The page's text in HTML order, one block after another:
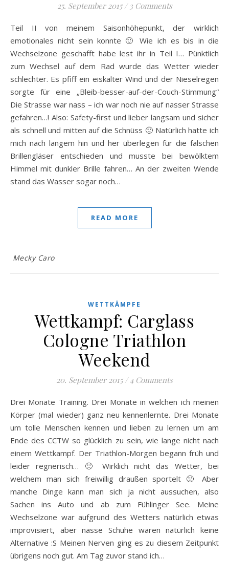
25. September 2015 / 3 Comments
Teil II von meinem Saisonhöhepunkt, der wirklich
emotionales nicht sein konnte 🙂 Wie ich es bis in die
Wechselzone geschafft habe lest ihr in Teil I… Pünktlich
zum Wechsel auf dem Rad wurde das Wetter wieder
schlechter. Es pfiff ein eiskalter Wind und der Nieselregen
sorgte für eine „Bleib-besser-auf-der-Couch-Stimmung“
Die Strasse war nass – ich war noch nie auf nasser Strasse
gefahren…! Also: Safety-first und lieber langsam und sicher
als schnell und mitten auf die Schnüss 🙂 Natürlich hatte ich
mich nach langem hin und her überlegen für die falschen
Brillengläser entschieden und musste bei bewölktem
Himmel mit dunkler Brille fahren… An der zweiten Wende
stand das Wasser sogar noch…
READ MORE
Mecky Caro
WETTKÄMPFE
Wettkampf: Carglass
Cologne Triathlon
Weekend
20. September 2015 / 4 Comments
Drei Monate Training. Drei Monate in welchen ich meinen
Körper (mal wieder) ganz neu kennenlernte. Drei Monate
um tolle Menschen kennen und lieben zu lernen um am
Ende des CCTW so glücklich zu sein, wie lange nicht nach
einem Wettkampf. Der Triathlon-Morgen begann früh und
leider regnerisch… 🙁 Wirklich nicht das Wetter, bei
welchem man sich freiwillig draußen sportelt 🙁 Aber
manche Dinge kann man sich ja nicht aussuchen, also
Sachen ins Auto und ab zum Fühlinger See. Meine
Wechselzone war aufgrund des Wetters natürlich etwas
improvisiert, aber nasse Schuhe waren natürlich keine
Alternative :S Meinen Nerven ging es zu diesem Zeitpunkt
übrigens noch gut. Am Tag zuvor stand ich…